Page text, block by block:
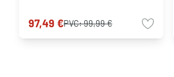
97,49 €PVC:99,99 €